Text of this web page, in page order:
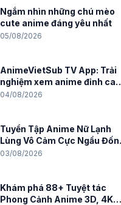
Ngắm nhìn những chú mèo
cute anime đáng yêu nhất
05/08/2026
AnimeVietSub TV App: Trải
nghiệm xem anime đỉnh cao
trên PC
04/08/2026
Tuyển Tập Anime Nữ Lạnh
Lùng Vô Cảm Cực Ngầu Đốn
Tim Fan
03/08/2026
Khám phá 88+ Tuyệt tác
Phong Cảnh Anime 3D, 4K